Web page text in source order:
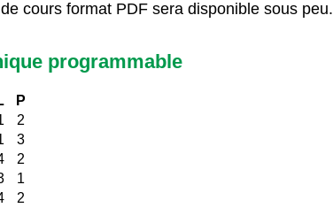
cours format PDF sera disponible sous peu.
programmable
P
2
3
2
1
2